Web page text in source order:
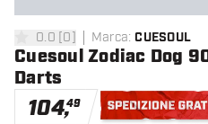
0 stelle di valutazione
0.0 [0] Marca: CUESOUL
Cuesoul Zodiac Dog
Darts
104,49